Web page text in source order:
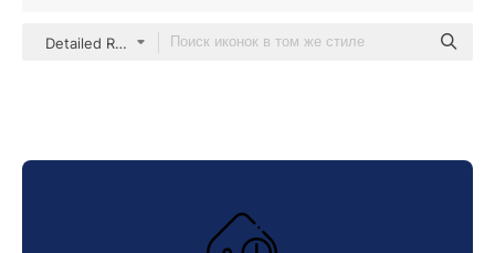
Detailed Rounded Lineal